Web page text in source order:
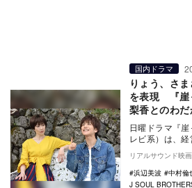
国内ドラマ
りょう、さ
を表現 『崖
梨香とのわ
日曜ドラマ『
レビ系）は、
舗ホテルを再
闘するコメデ
リアルサウンド映
浜辺美波
中村倫
J SOUL